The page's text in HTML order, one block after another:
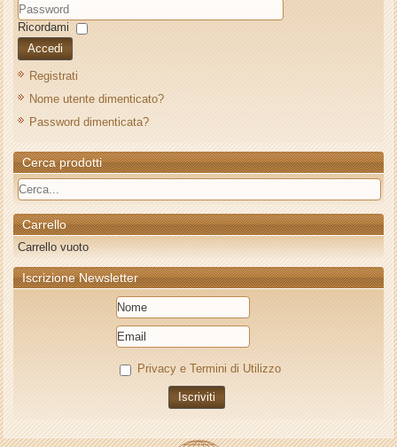
Ricordami
Accedi
Registrati
Nome utente dimenticato?
Password dimenticata?
Cerca prodotti
Carrello
Carrello vuoto
Iscrizione Newsletter
Privacy e Termini di Utilizzo